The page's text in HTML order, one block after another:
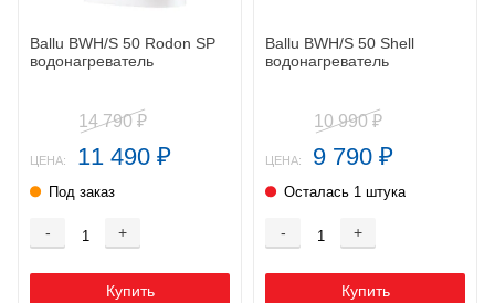
Ballu BWH/S 50 Rodon SP
водонагреватель
14 790 ₽
ЦЕНА: 11 490 ₽
Под заказ
- +
Купить
Ballu BWH/S 50 Shell
водонагреватель
10 990 ₽
ЦЕНА: 9 790 ₽
Осталась 1 штука
- +
Купить